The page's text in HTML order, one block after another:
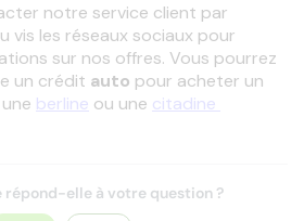
notre service client par
vis les réseaux sociaux pour
sur nos offres. Vous pourrez
un crédit auto
une berline ou une citadine
répond-elle à votre question ?